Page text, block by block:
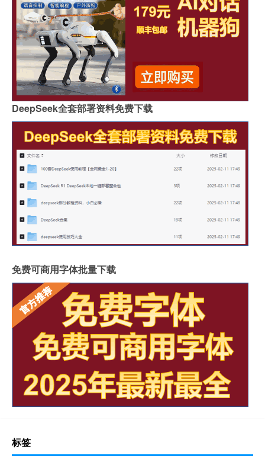
DeepSeek全套部署资料免费下载
免费可商用字体批量下载
标签